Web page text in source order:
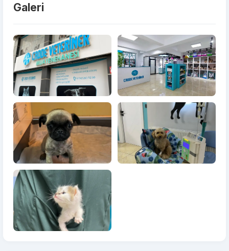
Galeri